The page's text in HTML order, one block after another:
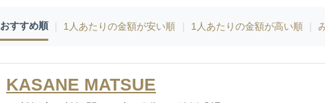
おすすめ順 1人あたりの金額が安い順 1人あたりの金額が高い順
KASANE MATSUE